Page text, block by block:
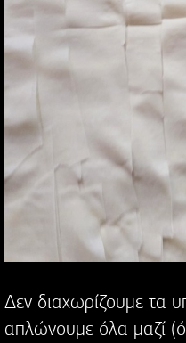
Δεν διαχωρίζουμε τα
απλώνουμε όλα μαζί